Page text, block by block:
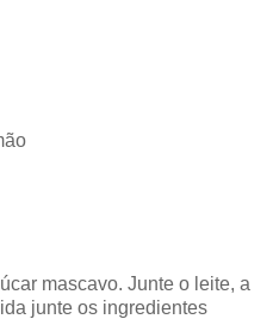
mascavo. Junte o leite, a
junte os ingredientes